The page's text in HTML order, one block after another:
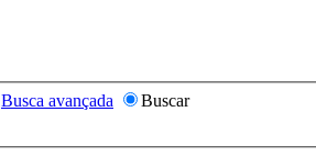
Busca avançada
Buscar